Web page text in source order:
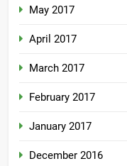
May 2017
April 2017
March 2017
February 2017
January 2017
December 2016